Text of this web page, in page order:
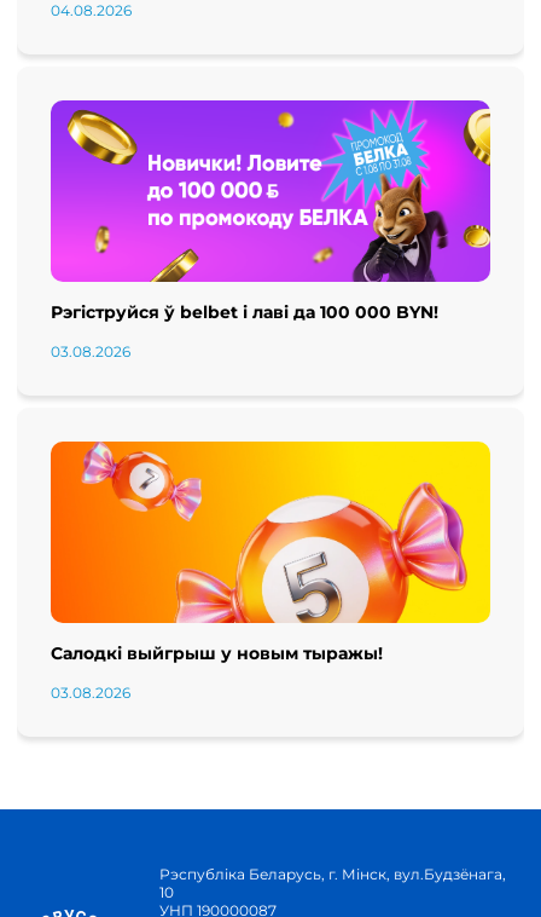
04.08.2026
Рэгіструйся ў belbet і лаві да 100 000 BYN!
03.08.2026
Салодкі выйгрыш у новым тыражы!
03.08.2026
Рэспубліка Беларусь, г. Мінск, вул.Будзёнага,
10
УНП 190000087